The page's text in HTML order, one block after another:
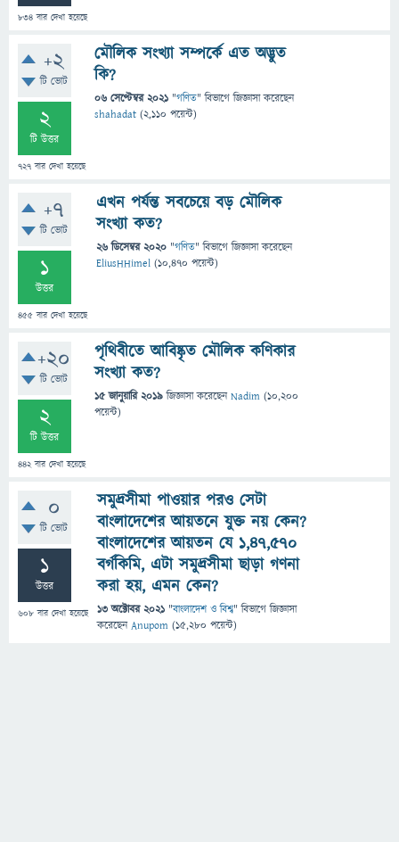
834 বার দেখা হয়েছে
+2
টি ভোট
2
টি উত্তর
727 বার দেখা হয়েছে
মৌলিক সংখ্যা সম্পর্কে এত অদ্ভুত
কি?
06 সেপ্টেম্বর 2021 "গণিত" বিভাগে জিজ্ঞাসাকরেছেন
shahadat (2,110 পয়েন্ট)
+7
টি ভোট
1
উত্তর
455 বার দেখা হয়েছে
এখন পর্যন্ত সবচেয়ে বড় মৌলিক
সংখ্যা কত?
26 ডিসেম্বর 2020 "গণিত" বিভাগে জিজ্ঞাসাকরেছেন
EliusHHimel (10,470 পয়েন্ট)
+20
টি ভোট
2
টি উত্তর
442বার দেখা হয়েছে
পৃথিবীতে আবিষ্কৃত মৌলিক কণিকার
সংখ্যা কত?
15 জানুয়ারি 2019 জিজ্ঞাসাকরেছেনNadim (10,200
পয়েন্ট)
0
টি ভোট
1
উত্তর
608 বার দেখা হয়েছে
সমুদ্রসীমা পাওয়ার পরও সেটা
বাংলাদেশের আয়তনে যুক্ত নয় কেন?
বাংলাদেশের আয়তন যে ১,৪৭,৫৭০
বর্গকিমি, এটা সমুদ্রসীমা ছাড়া গণনা
করা হয়, এমন কেন?
13 অক্টোবর 2021 "বাংলাদেশ ও বিশ্ব" বিভাগে জিজ্ঞাসা
করেছেনAnupom (15,280 পয়েন্ট)